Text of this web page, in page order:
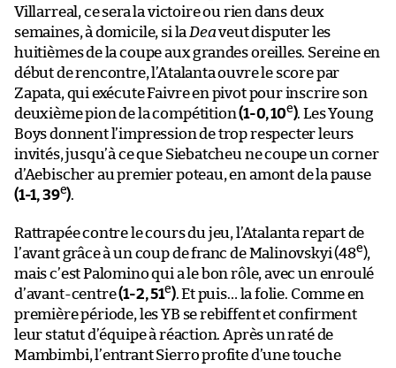
Villarreal, ce sera la victoire ou rien dans deux
semaines, à domicile, si la Deaveut disputer les
huitièmes de la coupe aux grandes oreilles. Sereine en
début de rencontre, l’Atalanta ouvre le score par
Zapata, qui exécute Faivre en pivot pour inscrire son
deuxième pion de la compétition(1-0, 10e). Les Young
Boys donnent l’impression de trop respecter leurs
invités, jusqu’à ce que Siebatcheu ne coupe un corner
d’Aebischer au premier poteau, en amont de la pause
(1-1, 39e).
Rattrapée contre le cours du jeu, l’Atalanta repart de
l’avant grâce à un coup de franc de Malinovskyi (48e),
mais c’est Palomino qui a le bon rôle, avec un enroulé
d’avant-centre(1-2, 51e). Et puis… la folie. Comme en
première période, les YB se rebiffent et confirment
leur statut d’équipe à réaction. Après un raté de
Mambimbi, l’entrant Sierro profite d’une touche